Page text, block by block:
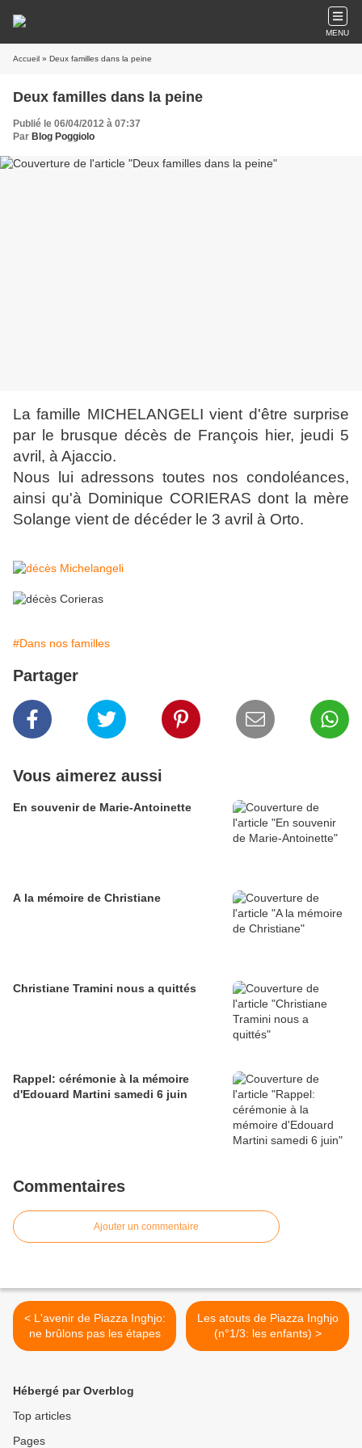
MENU
Accueil » Deux familles dans la peine
Deux familles dans la peine
Publié le 06/04/2012 à 07:37
Par Blog Poggiolo
La famille MICHELANGELI vient d'être surprise
par le brusque décès de François hier, jeudi 5
avril, à Ajaccio.
Nous lui adressons toutes nos condoléances,
ainsi qu'à Dominique CORIERAS dont la mère
Solange vient de décéder le 3 avril à Orto.
#Dans nos familles
Partager
Vous aimerez aussi
En souvenir de Marie-Antoinette
A la mémoire de Christiane
Christiane Tramini nous a quittés
Rappel: cérémonie à la mémoire
d'Edouard Martini samedi 6 juin
Commentaires
Ajouter un commentaire
< L'avenir de Piazza Inghjo:
ne brûlons pas les étapes
Les atouts de Piazza Inghjo
(n°1/3: les enfants) >
Hébergé par Overblog
Top articles
Pages